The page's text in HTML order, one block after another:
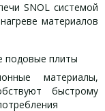
SNOL системой
материалов
подовые плиты
материалы,
быстрому